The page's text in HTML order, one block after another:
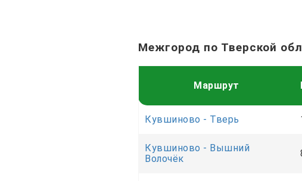
Межгород по Тверской
Маршрут
Кувшиново - Тверь
Кувшиново - Вышний
Волочёк